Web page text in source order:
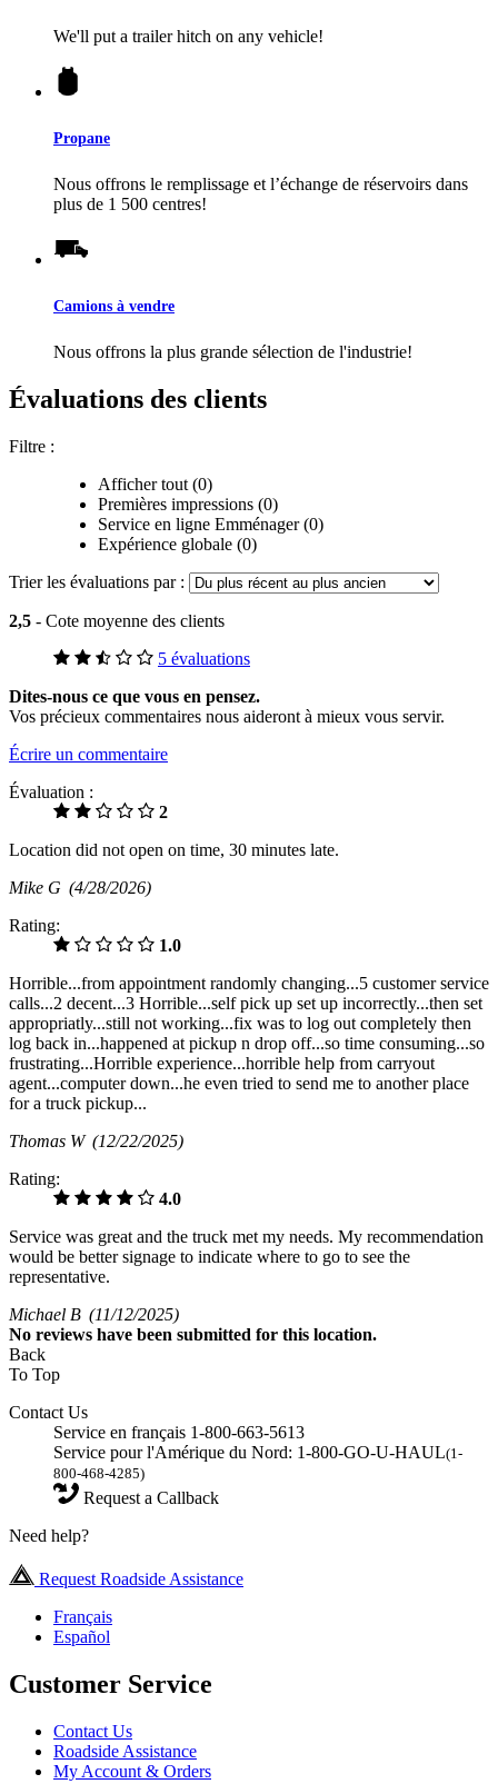
We'll put a trailer hitch on any vehicle!
Propane
Nous offrons le remplissage et l’échange de réservoirs dans
plus de 1 500 centres!
Camions à vendre
Nous offrons la plus grande sélection de l'industrie!
Évaluations des clients
Filtre :
Afficher tout (0)
Premières impressions (0)
Service en ligne Emménager (0)
Expérience globale (0)
Trier les évaluations par :
2,5 - Cote moyenne des clients
5 évaluations
Dites-nous ce que vous en pensez.
Vos précieux commentaires nous aideront à mieux vous servir.
Écrire un commentaire
Évaluation :
2
Location did not open on time, 30 minutes late.
Mike G (4/28/2026)
Rating:
1.0
Horrible...from appointment randomly changing...5 customer service
calls...2 decent...3 Horrible...self pick up set up incorrectly...then set
appropriatly...still not working...fix was to log out completely then
log back in...happened at pickup n drop off...so time consuming...so
frustrating...Horrible experience...horrible help from carryout
agent...computer down...he even tried to send me to another place
for a truck pickup...
Thomas W (12/22/2025)
Rating:
4.0
Service was great and the truck met my needs. My recommendation
would be better signage to indicate where to go to see the
representative.
Michael B (11/12/2025)
No reviews have been submitted for this location.
Back
To Top
Contact Us
Service en français 1-800-663-5613
Service pour l'Amérique du Nord: 1-800-GO-U-HAUL(1-
800-468-4285)
Request a Callback
Need help?
Request Roadside Assistance
Français
Español
Customer Service
Contact Us
Roadside Assistance
My Account & Orders